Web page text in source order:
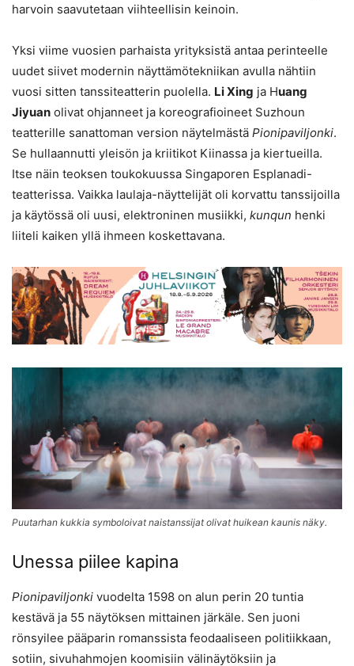
harvoin saavutetaan viihteellisin keinoin.
Yksi viime vuosien parhaista yrityksistä antaa perinteelle
uudet siivet modernin näyttämötekniikan avulla nähtiin
vuosi sitten tanssiteatterin puolella. Li Xing ja Huang
Jiyuan olivat ohjanneet ja koreografioineet Suzhoun
teatterille sanattoman version näytelmästä Pionipaviljonki.
Se hullaannutti yleisön ja kriitikot Kiinassa ja kiertueilla.
Itse näin teoksen toukokuussa Singaporen Esplanadi-
teatterissa. Vaikka laulaja-näyttelijät oli korvattu tanssijoilla
ja käytössä oli uusi, elektroninen musiikki, kunqun henki
liiteli kaiken yllä ihmeen koskettavana.
Puutarhan kukkia symboloivat naistanssijat olivat huikean kaunis näky.
Unessa piilee kapina
Pionipaviljonki vuodelta 1598 on alun perin 20 tuntia
kestävä ja 55 näytöksen mittainen järkäle. Sen juoni
rönsyilee pääparin romanssista feodaaliseen politiikkaan,
sotiin, sivuhahmojen koomisiin välinäytöksiin ja